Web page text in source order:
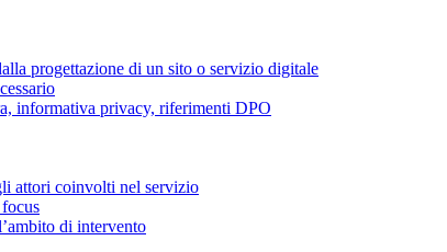
progettazione di un sito o servizio digitale
informativa privacy, riferimenti DPO
attori coinvolti nel servizio
di intervento